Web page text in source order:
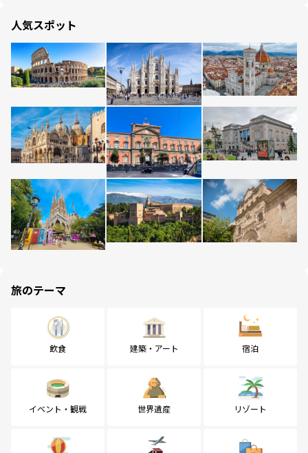
人気スポット
旅のテーマ
飲食 建築・アート 宿泊
イベント・観戦 世界遺産 リゾート